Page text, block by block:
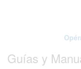
Guías y